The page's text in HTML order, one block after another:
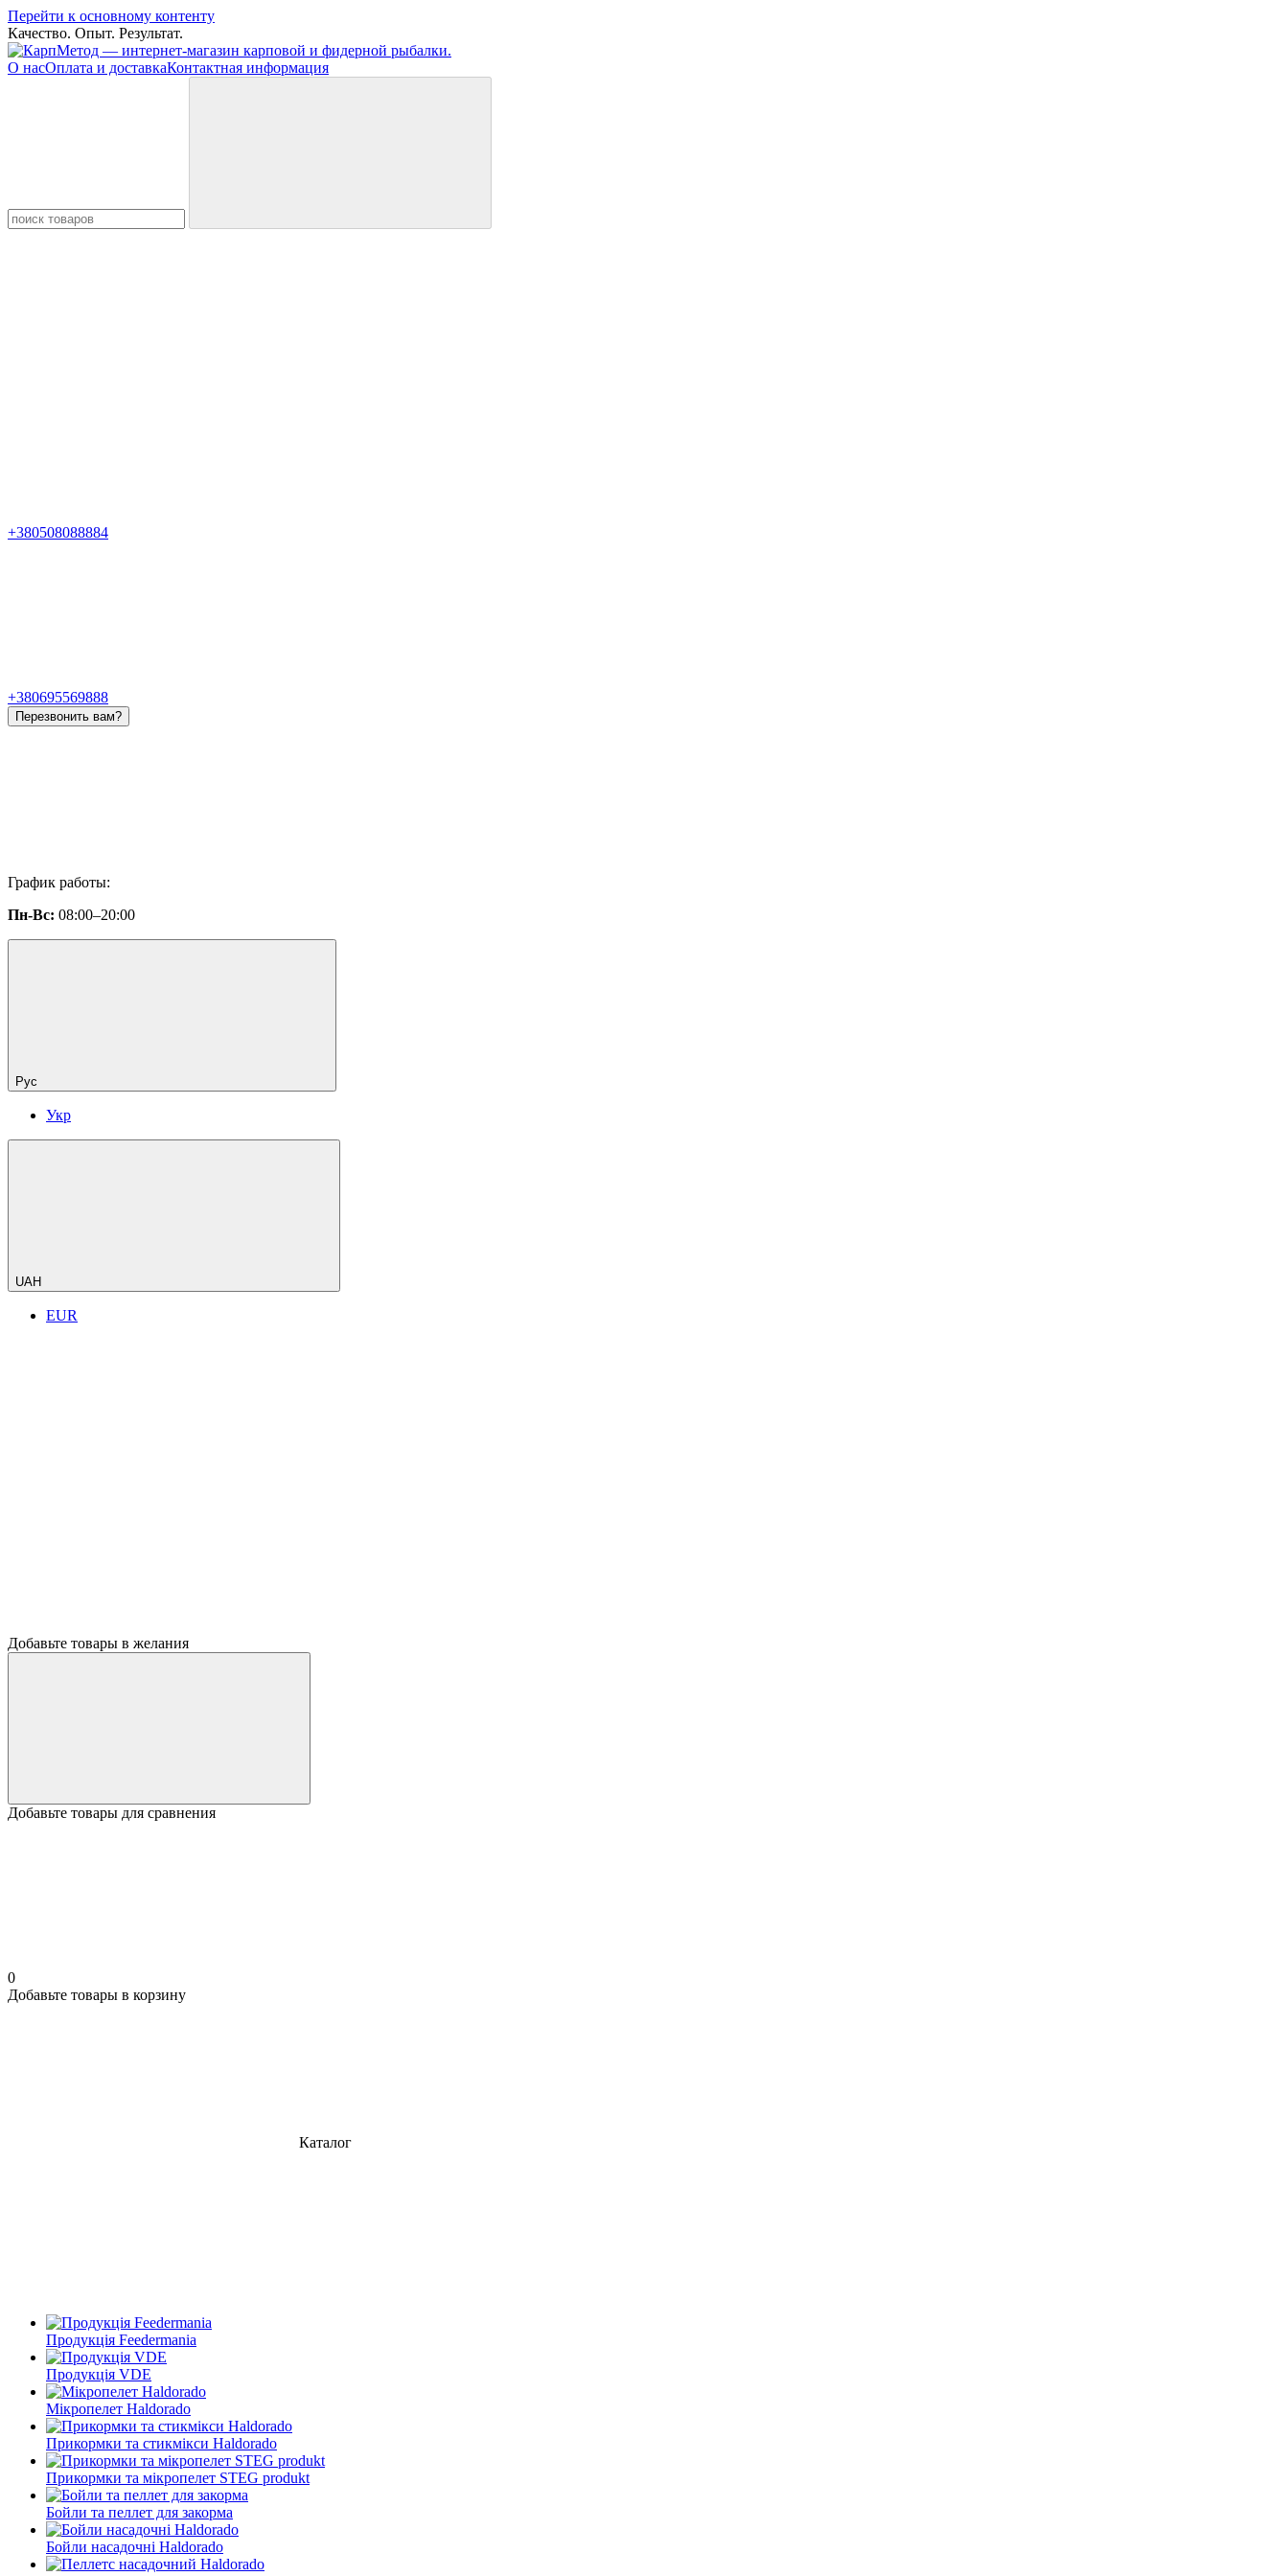
Перейти к основному контенту
Качество. Опыт. Результат.
О насОплата и доставкаКонтактная информация
+380508088884
+380695569888
Перезвонить вам?
График работы:
Пн-Вс: 08:00–20:00
Рус
Укр
UAH
EUR
Добавьте товары в желания
Добавьте товары для сравнения
0
Добавьте товары в корзину
Каталог
Продукція Feedermania
Продукція VDE
Мікропелет Haldorado
Прикормки та стикмікси Haldorado
Прикормки та мікропелет STEG produkt
Бойли та пеллет для закорма
Бойли насадочні Haldorado